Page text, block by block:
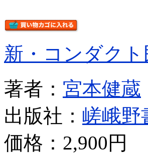
新・コンダクト
著者： 宮本健蔵
出版社： 嵯峨野
価格： 2,900円